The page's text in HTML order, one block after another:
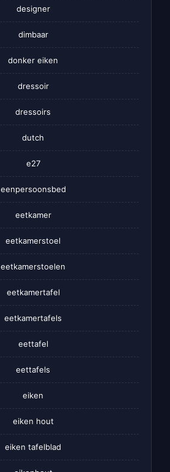
designer
dimbaar
donker eiken
dressoir
dressoirs
dutch
e27
eenpersoonsbed
eetkamer
eetkamerstoel
eetkamerstoelen
eetkamertafel
eetkamertafels
eettafel
eettafels
eiken
eiken hout
eiken tafelblad